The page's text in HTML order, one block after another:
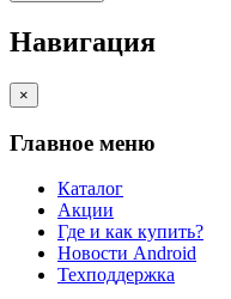
Навигация
×
Главное меню
Каталог
Акции
Где и как купить?
Новости Android
Техподдержка